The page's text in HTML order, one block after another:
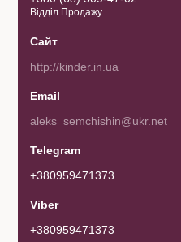
Відділ Продажу
http://kinder.in.ua
aleks_semchishin@ukr.net
+380959471373
+380959471373